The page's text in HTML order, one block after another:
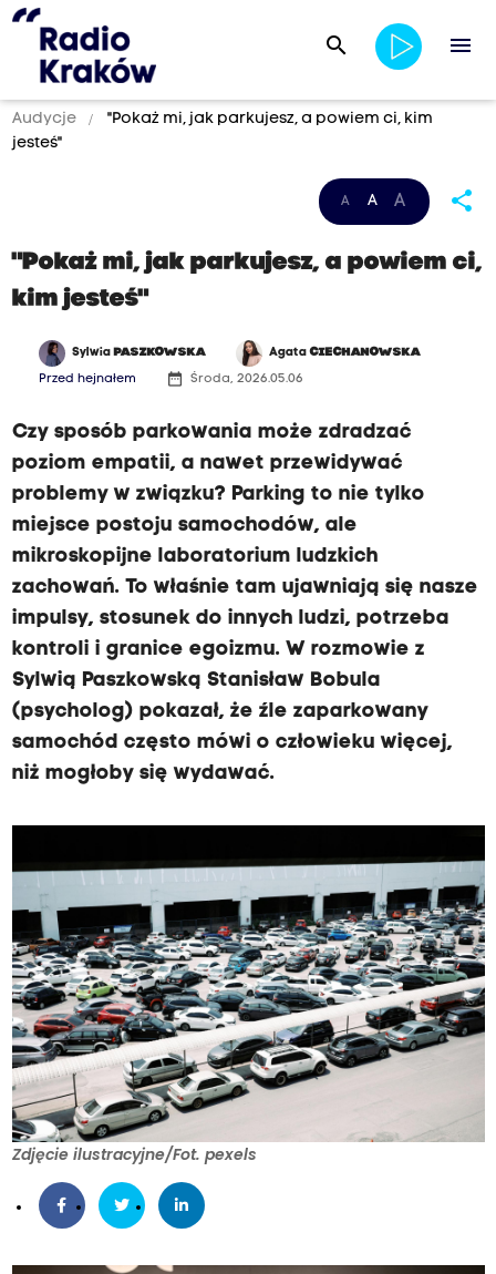
search menu
Audycje
"Pokaż mi, jak parkujesz, a powiem ci, kim
jesteś"
A A A share
"Pokaż mi, jak parkujesz, a powiem ci,
kim jesteś"
Sylwia PASZKOWSKA AgataCIECHANOWSKA
Przed hejnałem date_range Środa, 2026.05.06
Czy sposób parkowania może zdradzać
poziom empatii, a nawet przewidywać
problemy w związku? Parking to nie tylko
miejsce postoju samochodów, ale
mikroskopijne laboratorium ludzkich
zachowań. To właśnie tam ujawniają się nasze
impulsy, stosunek do innych ludzi, potrzeba
kontroli i granice egoizmu. W rozmowie z
Sylwią Paszkowską Stanisław Bobula
(psycholog) pokazał, że źle zaparkowany
samochód często mówi o człowieku więcej,
niż mogłoby się wydawać.
Zdjęcie ilustracyjne/Fot. pexels